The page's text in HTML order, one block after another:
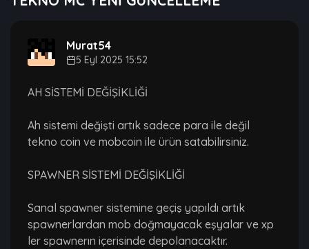
Murat54
5 Eyl 2025 15:52
AH SİSTEMİ DEĞİŞİKLİĞİ
Ah sistemi değişti artık sadece para ile değil
tekno coin ve mobcoin ile ürün satabilirsiniz.
SPAWNER SİSTEMİ DEĞİŞİKLİĞİ
Sanal spawner sistemine geçiş yapıldı artık
spawnerlardan mob doğmayacak eşyalar ve xp
ler spawnerın içerisinde depolanacaktır.